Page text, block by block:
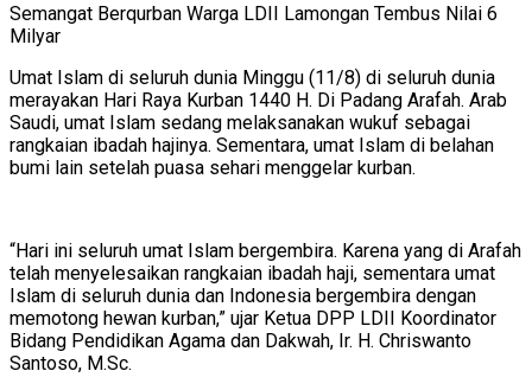
Semangat Berqurban Warga LDII Lamongan Tembus Nilai 6
Milyar
Umat Islam di seluruh dunia Minggu (11/8) di seluruh dunia
merayakan Hari Raya Kurban 1440 H. Di Padang Arafah. Arab
Saudi, umat Islam sedang melaksanakan wukuf sebagai
rangkaian ibadah hajinya. Sementara, umat Islam di belahan
bumi lain setelah puasa sehari menggelar kurban.
“Hari ini seluruh umat Islam bergembira. Karena yang di Arafah
telah menyelesaikan rangkaian ibadah haji, sementara umat
Islam di seluruh dunia dan Indonesia bergembira dengan
memotong hewan kurban,” ujar Ketua DPP LDII Koordinator
Bidang Pendidikan Agama dan Dakwah, Ir. H. Chriswanto
Santoso, M.Sc.